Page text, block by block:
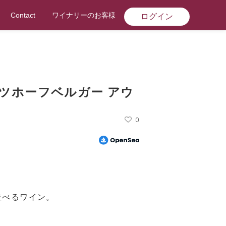
Contact ワイナリーのお客様 ログイン
ホーフベルガー アウ
0
るワイン。